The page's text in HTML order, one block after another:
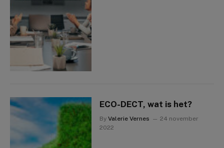
ECO-DECT, wat is het?
By Valerie Vernes
24 november
2022